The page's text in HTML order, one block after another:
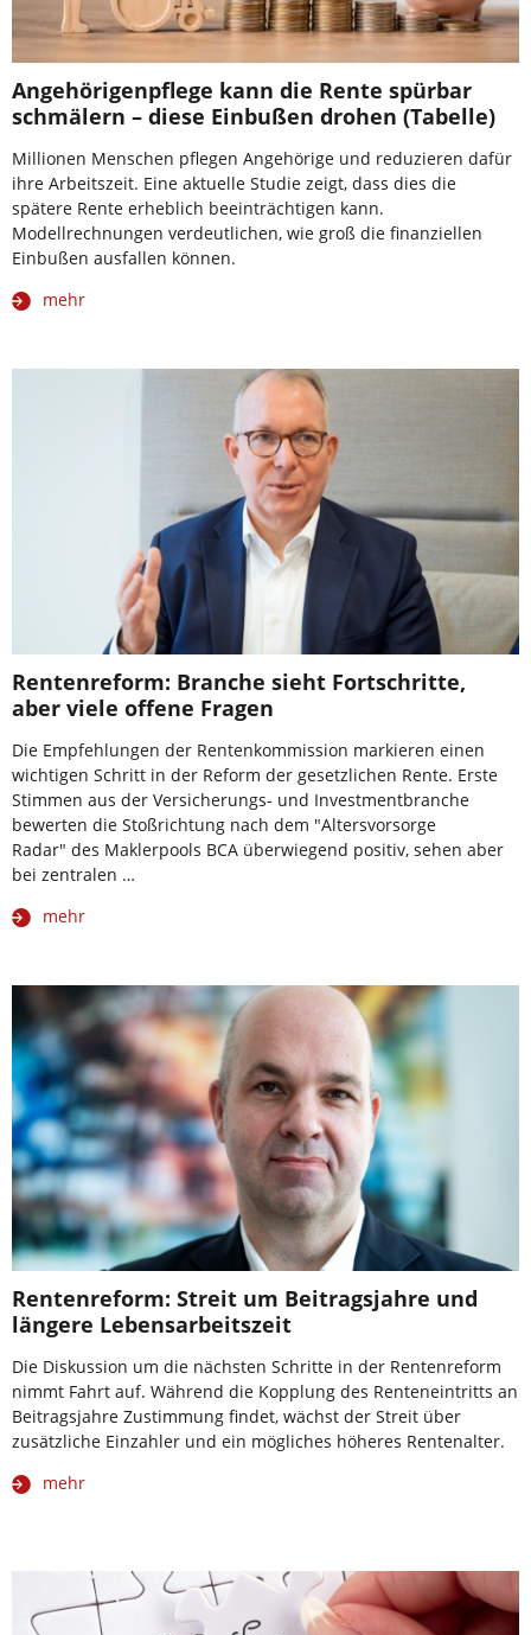
Angehörigenpflege kann die Rente spürbar
schmälern – diese Einbußen drohen (Tabelle)
Millionen Menschen pflegen Angehörige und reduzieren dafür
ihre Arbeitszeit. Eine aktuelle Studie zeigt, dass dies die
spätere Rente erheblich beeinträchtigen kann.
Modellrechnungen verdeutlichen, wie groß die finanziellen
Einbußen ausfallen können.
mehr
Rentenreform: Branche sieht Fortschritte,
aber viele offene Fragen
Die Empfehlungen der Rentenkommission markieren einen
wichtigen Schritt in der Reform der gesetzlichen Rente. Erste
Stimmen aus der Versicherungs- und Investmentbranche
bewerten die Stoßrichtung nach dem "Altersvorsorge
Radar" des Maklerpools BCA überwiegend positiv, sehen aber
bei zentralen …
mehr
Rentenreform: Streit um Beitragsjahre und
längere Lebensarbeitszeit
Die Diskussion um die nächsten Schritte in der Rentenreform
nimmt Fahrt auf. Während die Kopplung des Renteneintritts an
Beitragsjahre Zustimmung findet, wächst der Streit über
zusätzliche Einzahler und ein mögliches höheres Rentenalter.
mehr